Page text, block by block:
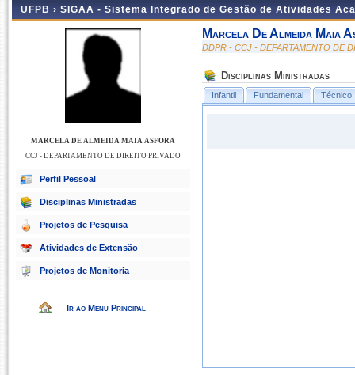
UFPB › SIGAA - Sistema Integrado de Gestão de Atividades
MARCELA DE ALMEIDA MAIA ASFORA
CCJ - DEPARTAMENTO DE DIREITO PRIVADO
Perfil Pessoal
Disciplinas Ministradas
Projetos de Pesquisa
Atividades de Extensão
Projetos de Monitoria
Ir ao Menu Principal
Marcela De Almeida Maia
DDPR - CCJ - DEPARTAMENTO DE
Disciplinas Ministradas
Infantil Fundamental Técnico